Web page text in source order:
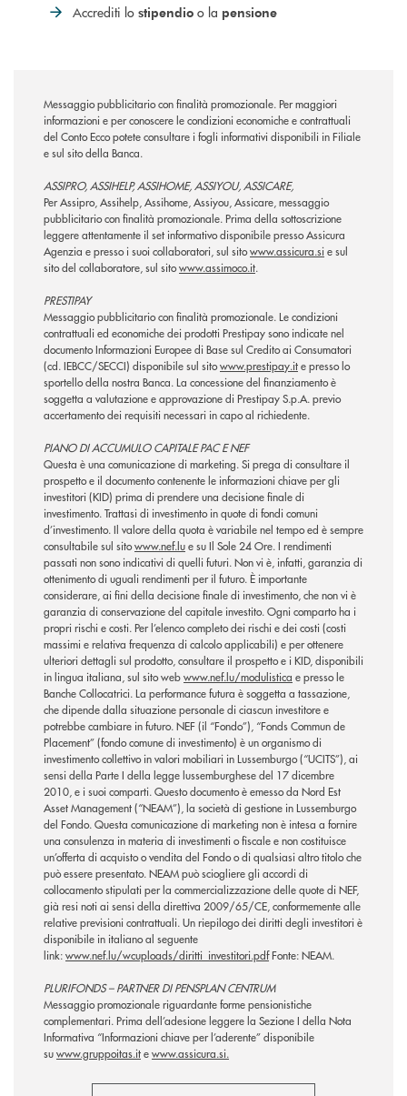
Accrediti lo stipendio o la pensione
Messaggio pubblicitario con finalità promozionale. Per maggiori
informazioni e per conoscere le condizioni economiche e contrattuali
del Conto Ecco potete consultare i fogli informativi disponibili in Filiale
e sul sito della Banca.
ASSIPRO, ASSIHELP, ASSIHOME, ASSIYOU, ASSICARE,
Per Assipro, Assihelp, Assihome, Assiyou, Assicare, messaggio
pubblicitario con finalità promozionale. Prima della sottoscrizione
leggere attentamente il set informativo disponibile presso Assicura
Agenzia e presso i suoi collaboratori, sul sitowww.assicura.sie sul
sito del collaboratore, sul sitowww.assimoco.it.
PRESTIPAY
Messaggio pubblicitario con finalità promozionale. Le condizioni
contrattuali ed economiche dei prodotti Prestipay sono indicate nel
documento Informazioni Europee di Base sul Credito ai Consumatori
(cd. IEBCC/SECCI) disponibile sul sitowww.prestipay.ite presso lo
sportello della nostra Banca. La concessione del finanziamento è
soggetta a valutazione e approvazione di Prestipay S.p.A. previo
accertamento dei requisiti necessari in capo al richiedente.
PIANO DI ACCUMULO CAPITALE PAC E NEF
Questa è una comunicazione di marketing. Si prega di consultare il
prospetto e il documento contenente le informazioni chiave per gli
investitori (KID) prima di prendere una decisione finale di
investimento. Trattasi di investimento in quote di fondi comuni
d’investimento. Il valore della quota è variabile nel tempo ed è sempre
consultabile sul sitowww.nef.lue su Il Sole 24 Ore. I rendimenti
passati non sono indicativi di quelli futuri. Non vi è, infatti, garanzia di
ottenimento di uguali rendimenti per il futuro. È importante
considerare, ai fini della decisione finale di investimento, che non vi è
garanzia di conservazione del capitale investito. Ogni comparto ha i
propri rischi e costi. Per l’elenco completo dei rischi e dei costi (costi
massimi e relativa frequenza di calcolo applicabili) e per ottenere
ulteriori dettagli sul prodotto, consultare il prospetto e i KID, disponibili
in lingua italiana, sul sito webwww.nef.lu/modulistica e presso le
Banche Collocatrici. La performance futura è soggetta a tassazione,
che dipende dalla situazione personale di ciascun investitore e
potrebbe cambiare in futuro. NEF (il “Fondo”), “Fonds Commun de
Placement” (fondo comune di investimento) è un organismo di
investimento collettivo in valori mobiliari in Lussemburgo (“UCITS”), ai
sensi della Parte I della legge lussemburghese del 17 dicembre
2010, e i suoi comparti. Questo documento è emesso da Nord Est
Asset Management (“NEAM”), la società di gestione in Lussemburgo
del Fondo. Questa comunicazione di marketing non è intesa a fornire
una consulenza in materia di investimenti o fiscale e non costituisce
un’offerta di acquisto o vendita del Fondo o di qualsiasi altro titolo che
può essere presentato. NEAM può sciogliere gli accordi di
collocamento stipulati per la commercializzazione delle quote di NEF,
già resi noti ai sensi della direttiva 2009/65/CE, conformemente alle
relative previsioni contrattuali. Un riepilogo dei diritti degli investitori è
disponibile in italiano al seguente
link:www.nef.lu/wcuploads/diritti_investitori.pdfFonte: NEAM.
PLURIFONDS – PARTNER DI PENSPLAN CENTRUM
Messaggio promozionale riguardante forme pensionistiche
complementari. Prima dell’adesione leggere la Sezione I della Nota
Informativa “Informazioni chiave per l’aderente” disponibile
suwww.gruppoitas.itewww.assicura.si.